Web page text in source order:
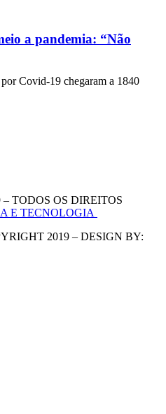
a pandemia: “Não
Covid-19 chegaram a 1840
TODOS OS DIREITOS
E TECNOLOGIA
2019 – DESIGN BY: